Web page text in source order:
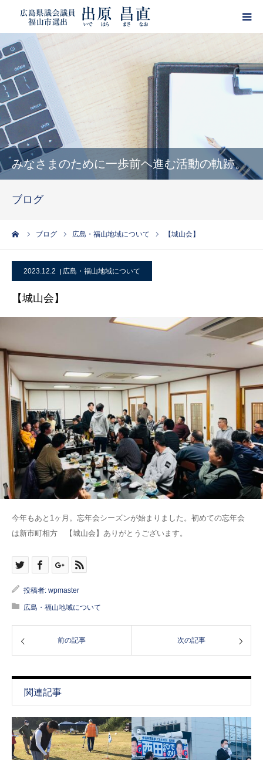
みなさまのために一歩前ヘ進む活動の軌跡。
ブログ
ブログ 広島・福山地域について 【城山会】
2023.12.2 広島・福山地域について
【城山会】
今年もあと1ヶ月。忘年会シーズンが始まりました。初めての忘年会
は新市町相方 【城山会】ありがとうございます。
投稿者: wpmaster
広島・福山地域について
前の記事 次の記事
関連記事
HOME
プロフィール
政策
活動報告
出原昌直・目安箱